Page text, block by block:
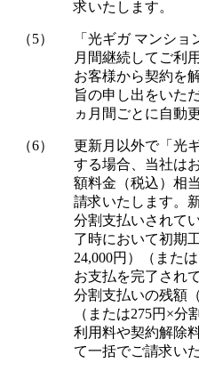
求いたします。
（5）
「光ギガ マンショ
月間継続してご利
お客様から契約を
旨の申し出をいた
ヵ月間ごとに自動
（6）
更新月以外で「光
する場合、当社は
額料金（税込）相
請求いたします。
分割支払いされて
了時において初期
24,000円）（また
お支払を完了され
分割支払いの残額
（または275円×分
利用料や契約解除
て一括でご請求い